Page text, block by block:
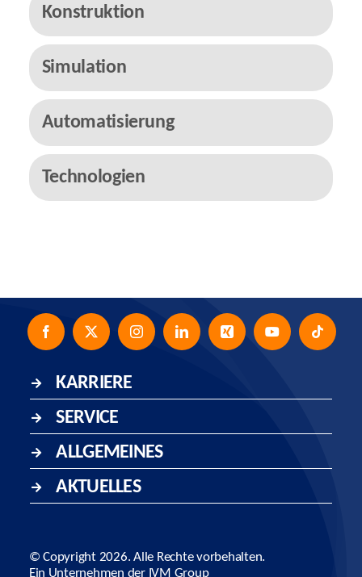
Konstruktion
Simulation
Automatisierung
Technologien
KARRIERE
SERVICE
ALLGEMEINES
AKTUELLES
© Copyright 2026. Alle Rechte vorbehalten.
Ein Unternehmen der IVM Group